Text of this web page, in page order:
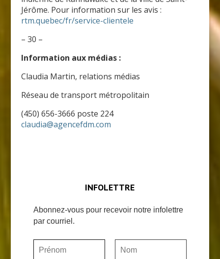
Jérôme. Pour information sur les avis :
rtm.quebec/fr/service-clientele
– 30 –
Information aux médias :
Claudia Martin, relations médias
Réseau de transport métropolitain
(450) 656-3666 poste 224
claudia@agencefdm.com
INFOLETTRE
Abonnez-vous pour recevoir notre infolettre
par courriel.